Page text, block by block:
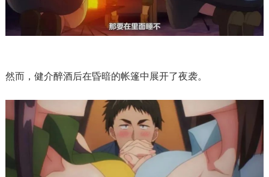
然而，健介醉酒后在昏暗的帐篷中展开了夜袭。